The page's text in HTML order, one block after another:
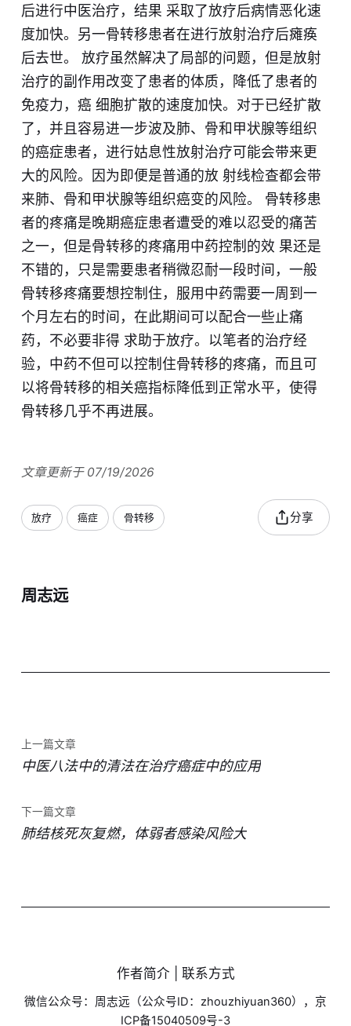
后进行中医治疗，结果 采取了放疗后病情恶化速
度加快。另一骨转移患者在进行放射治疗后瘫痪
后去世。 放疗虽然解决了局部的问题，但是放射
治疗的副作用改变了患者的体质，降低了患者的
免疫力，癌 细胞扩散的速度加快。对于已经扩散
了，并且容易进一步波及肺、骨和甲状腺等组织
的癌症患者，进行姑息性放射治疗可能会带来更
大的风险。因为即便是普通的放 射线检查都会带
来肺、骨和甲状腺等组织癌变的风险。 骨转移患
者的疼痛是晚期癌症患者遭受的难以忍受的痛苦
之一，但是骨转移的疼痛用中药控制的效 果还是
不错的，只是需要患者稍微忍耐一段时间，一般
骨转移疼痛要想控制住，服用中药需要一周到一
个月左右的时间，在此期间可以配合一些止痛
药，不必要非得 求助于放疗。以笔者的治疗经
验，中药不但可以控制住骨转移的疼痛，而且可
以将骨转移的相关癌指标降低到正常水平，使得
骨转移几乎不再进展。
文章更新于 07/19/2026
放疗 癌症 骨转移 分享
周志远
上一篇文章
中医八法中的清法在治疗癌症中的应用
下一篇文章
肺结核死灰复燃，体弱者感染风险大
作者简介 | 联系方式
微信公众号：周志远（公众号ID：zhouzhiyuan360），京
ICP备15040509号-3